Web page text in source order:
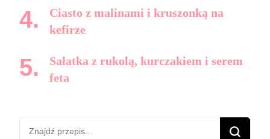
Ciasto z malinami i kruszonką na
kefirze
Sałatka z rukolą, kurczakiem i serem
feta